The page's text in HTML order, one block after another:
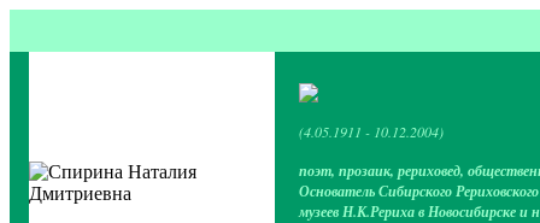
(4.05.1911 - 10.12.2004)
поэт, прозаик, рериховед,
Основатель Сибирского
музеев Н.К.Рериха в Новосибирске и